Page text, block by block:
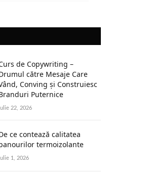
de Copywriting –
către Mesaje Care
Conving și Construiesc
Puternice
22, 2026
ce contează calitatea
termoizolante
1, 2026